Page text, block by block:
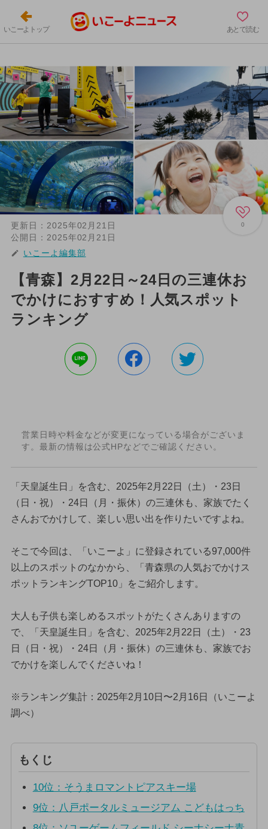
いこーよトップ あとで読む
0
更新日： 2025年02月21日
公開日： 2025年02月21日
いこーよ編集部
【青森】2月22日～24日の三連休お
でかけにおすすめ！人気スポット
ランキング
営業日時や料金などが変更になっている場合がございま
す。最新の情報は公式HPなどでご確認ください。
「天皇誕生日」を含む、2025年2月22日（土）・23日
（日・祝）・24日（月・振休）の三連休も、家族でたく
さんおでかけして、楽しい思い出を作りたいですよね。
そこで今回は、「いこーよ」に登録されている97,000件
以上のスポットのなかから、「青森県の人気おでかけス
ポットランキングTOP10」をご紹介します。
大人も子供も楽しめるスポットがたくさんありますの
で、「天皇誕生日」を含む、2025年2月22日（土）・23
日（日・祝）・24日（月・振休）の三連休も、家族でお
でかけを楽しんでくださいね！
※ランキング集計：2025年2月10日〜2月16日（いこーよ
調べ）
もくじ
10位：そうまロマントピアスキー場
9位：八戸ポータルミュージアム こどもはっち